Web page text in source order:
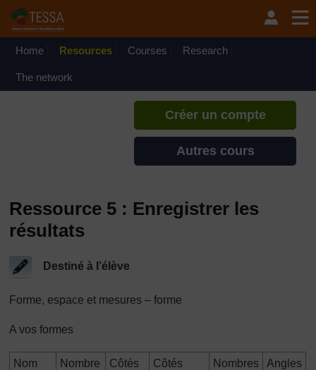
Home Resources Courses Research
The network
Si vous créez un compte, vous
pouvez établir un profil
Créer un compte
Autres cours
Ressource 5 : Enregistrer les
résultats
Destiné à l’élève
Forme, espace et mesures – forme
A vos formes
Nom
Nombre
Côtés
Côtés
Nombres
Angles